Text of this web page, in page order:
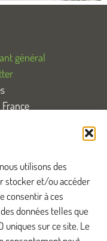
utilisons des
stocker et/ou accéder
consentir à ces
données telles que
uniques sur ce site. Le
général